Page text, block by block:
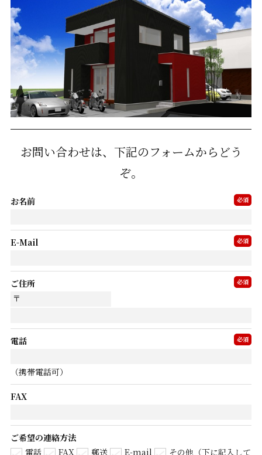
お問い合わせは、下記のフォームからどう
ぞ。
必須
お名前
必須
E-Mail
必須
ご住所
必須
電話
（携帯電話可）
FAX
ご希望の連絡方法
電話
FAX 郵送 E-mail
その他（下に記入して